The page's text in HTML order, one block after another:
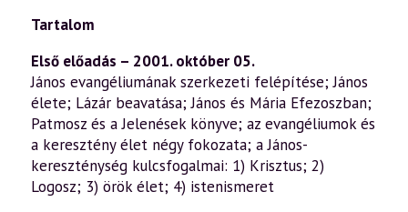
Tartalom
Első előadás – 2001. október 05.
János evangéliumának szerkezeti felépítése; János
élete; Lázár beavatása; János és Mária Efezoszban;
Patmosz és a Jelenések könyve; az evangéliumok és
a keresztény élet négy fokozata; a János-
kereszténység kulcsfogalmai: 1) Krisztus; 2)
Logosz; 3) örök élet; 4) istenismeret